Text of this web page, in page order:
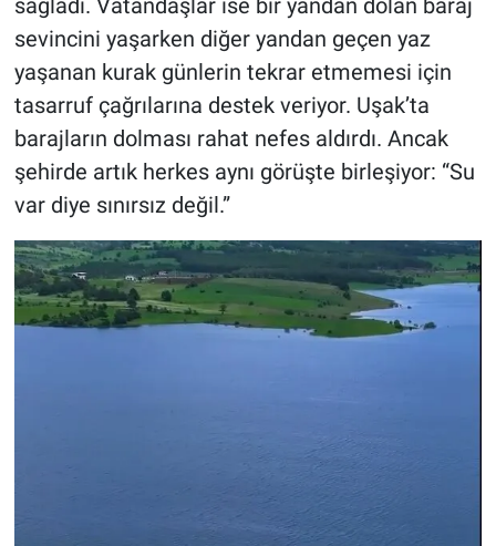
sağladı. Vatandaşlar ise bir yandan dolan baraj
sevincini yaşarken diğer yandan geçen yaz
yaşanan kurak günlerin tekrar etmemesi için
tasarruf çağrılarına destek veriyor. Uşak’ta
barajların dolması rahat nefes aldırdı. Ancak
şehirde artık herkes aynı görüşte birleşiyor: “Su
var diye sınırsız değil.”